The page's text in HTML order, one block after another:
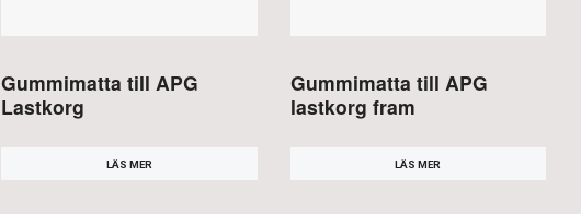
Gummimatta till APG
Lastkorg
LÄS MER
Gummimatta till APG
lastkorg fram
LÄS MER